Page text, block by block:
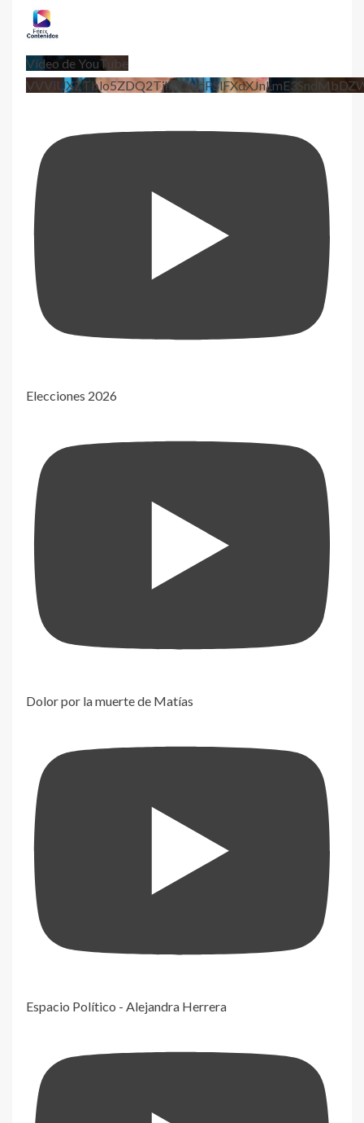
Vídeo de YouTube
Elecciones 2026
Dolor por la muerte de Matías
Espacio Político - Alejandra Herrera